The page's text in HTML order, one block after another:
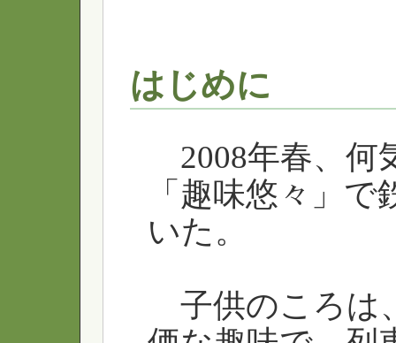
はじめに
2008年春、何
「趣味悠々」
いた。
子供のころは